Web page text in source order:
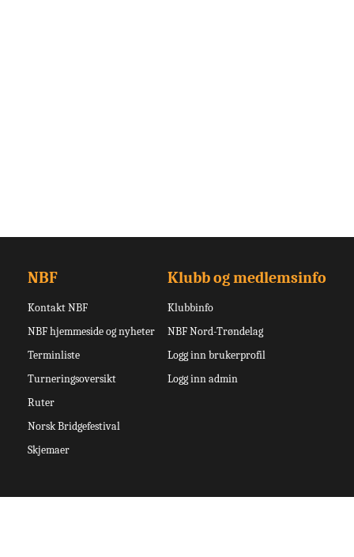
NBF
Kontakt NBF
NBF hjemmeside og nyheter
Terminliste
Turneringsoversikt
Ruter
Norsk Bridgefestival
Skjemaer
Klubb og medlemsinfo
Klubbinfo
NBF Nord-Trøndelag
Logg inn brukerprofil
Logg inn admin